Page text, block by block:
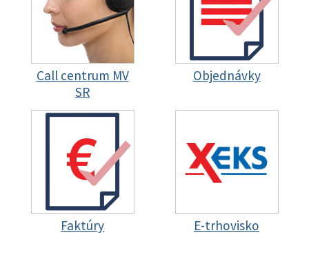
Call centrum MV
SR
Objednávky
Faktúry E-trhovisko